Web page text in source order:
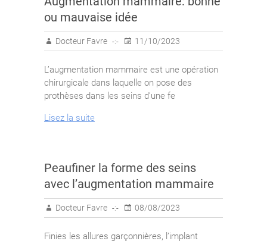
Augmentation mammaire: bonne
Docteur Favre 11/10/2023
L’augmentation mammaire est une opération
chirurgicale dans laquelle on pose des
Peaufiner la forme des seins
avec l’augmentation mammaire
Docteur Favre 08/08/2023